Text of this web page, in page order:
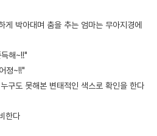
게 박아대며 춤을 추는 엄마는 무아지경에
해~!!"
졍~!!"
구도 못해본 변태적인 색스로 확인을 한다
한다